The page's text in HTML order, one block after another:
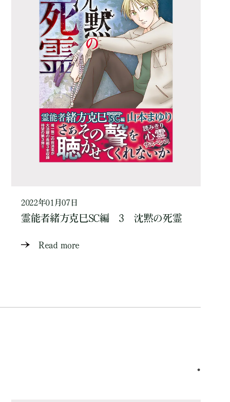
2022年01月07日
霊能者緒方克巳SC編 3 沈黙の死霊
Read more